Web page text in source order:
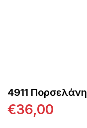
4911 Πορσελάνη
€36,00